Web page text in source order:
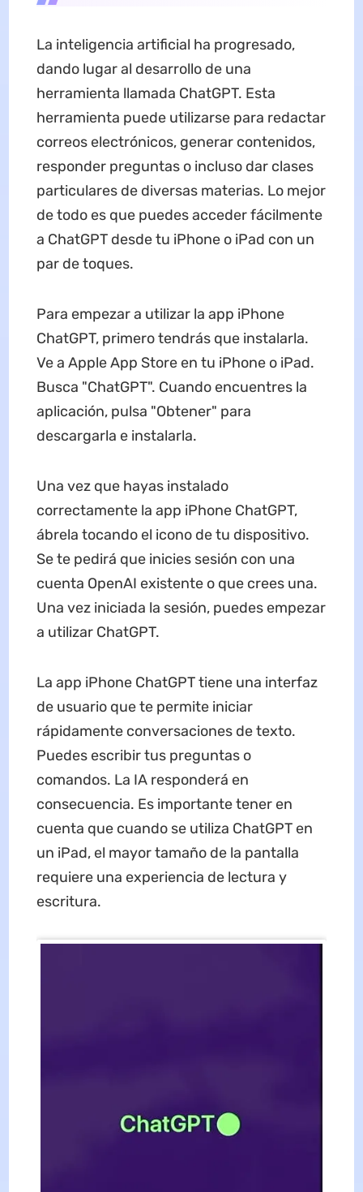
La inteligencia artificial ha progresado,
dando lugar al desarrollo de una
herramienta llamada ChatGPT. Esta
herramienta puede utilizarse para redactar
correos electrónicos, generar contenidos,
responder preguntas o incluso dar clases
particulares de diversas materias. Lo mejor
de todo es que puedes acceder fácilmente
a ChatGPT desde tu iPhone o iPad con un
par de toques.
Para empezar a utilizar la app iPhone
ChatGPT, primero tendrás que instalarla.
Ve a Apple App Store en tu iPhone o iPad.
Busca "ChatGPT". Cuando encuentres la
aplicación, pulsa "Obtener" para
descargarla e instalarla.
Una vez que hayas instalado
correctamente la app iPhone ChatGPT,
ábrela tocando el icono de tu dispositivo.
Se te pedirá que inicies sesión con una
cuenta OpenAI existente o que crees una.
Una vez iniciada la sesión, puedes empezar
a utilizar ChatGPT.
La app iPhone ChatGPT tiene una interfaz
de usuario que te permite iniciar
rápidamente conversaciones de texto.
Puedes escribir tus preguntas o
comandos. La IA responderá en
consecuencia. Es importante tener en
cuenta que cuando se utiliza ChatGPT en
un iPad, el mayor tamaño de la pantalla
requiere una experiencia de lectura y
escritura.